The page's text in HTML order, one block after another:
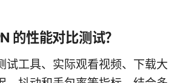
的性能对比测试？
试工具、实际观看视频、下载大